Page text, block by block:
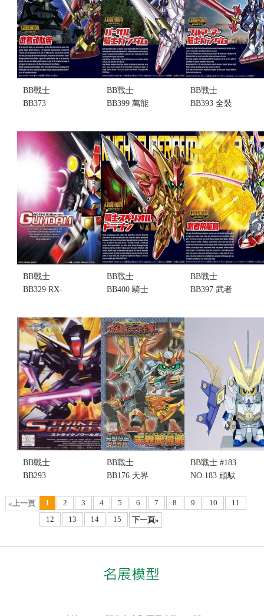
售價:0
BB戰士
BB373
頑馱無鋼彈
(不挑盒況)
售價:300
BB戰士
BB399 萬能
挑盒況)
售價:435
BB戰士
BB393 全裝
彈 (不挑盒
況)
售價:360
BB戰士
BB329 RX-
彈 30周年紀
念(不挑盒況)
(售完缺貨...
售價:0
BB戰士
BB400 騎士
挑盒況)
售價:690
BB戰士
BB397 武者
盒況)(售完缺
BB戰士
BB293
NOIR 漆黑攻
擊鋼彈(不挑
盒況)(售完缺
BB戰士
BB176 天界
(不挑盒況)
(售完缺貨...
售價:0
BB戰士 #183
NO.183 頑馱
挑盒況)(售完
«上一頁 1 2 3 4 5 6 7 8 9 10
11
12
13 14 15 下一頁»